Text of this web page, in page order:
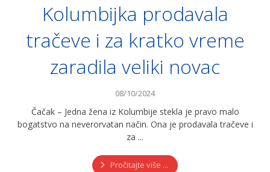
Kolumbijka prodavala
tračeve i za kratko vreme
zaradila veliki novac
08/10/2024
Čačak – Jedna žena iz Kolumbije stekla je pravo malo
bogatstvo na neverorvatan način. Ona je prodavala tračeve i
za ...
Pročitajte više ...